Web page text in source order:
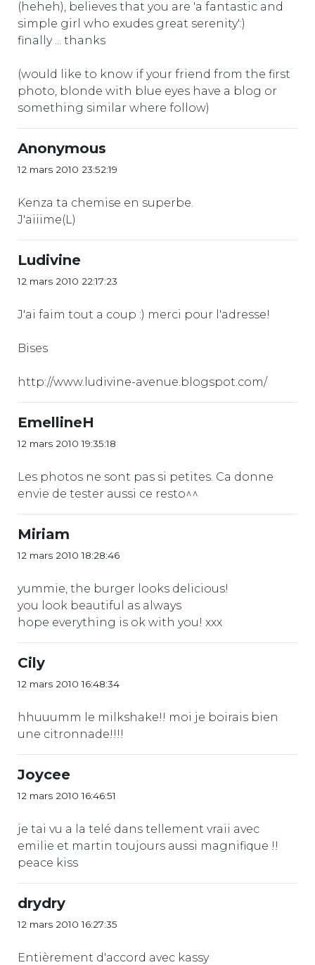
(heheh), believes that you are 'a fantastic and
simple girl who exudes great serenity':)
finally ... thanks
(would like to know if your friend from the first
photo, blonde with blue eyes have a blog or
something similar where follow)
Anonymous
12 mars 2010 23:52:19
Kenza ta chemise en superbe.
J'aiiime(L)
Ludivine
12 mars 2010 22:17:23
J'ai faim tout a coup :) merci pour l'adresse!
Bises
http://www.ludivine-avenue.blogspot.com/
EmellineH
12 mars 2010 19:35:18
Les photos ne sont pas si petites. Ca donne
envie de tester aussi ce resto^^
Miriam
12 mars 2010 18:28:46
yummie, the burger looks delicious!
you look beautiful as always
hope everything is ok with you! xxx
Cily
12 mars 2010 16:48:34
hhuuumm le milkshake!! moi je boirais bien
une citronnade!!!!
Joycee
12 mars 2010 16:46:51
je tai vu a la telé dans tellement vraii avec
emilie et martin toujours aussi magnifique !!
peace kiss
drydry
12 mars 2010 16:27:35
Entièrement d'accord avec kassy